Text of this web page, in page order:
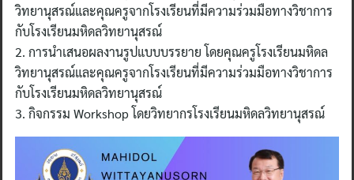
วิทยานุสรณ์และคุณครูจากโรงเรียนที่มีความร่วมมือทางวิชาการ
กับโรงเรียนมหิดลวิทยานุสรณ์
2. การนำเสนอผลงานรูปแบบบรรยาย โดยคุณครูโรงเรียนมหิดล
วิทยานุสรณ์และคุณครูจากโรงเรียนที่มีความร่วมมือทางวิชาการ
กับโรงเรียนมหิดลวิทยานุสรณ์
3. กิจกรรม Workshop โดยวิทยากรโรงเรียนมหิดลวิทยานุสรณ์